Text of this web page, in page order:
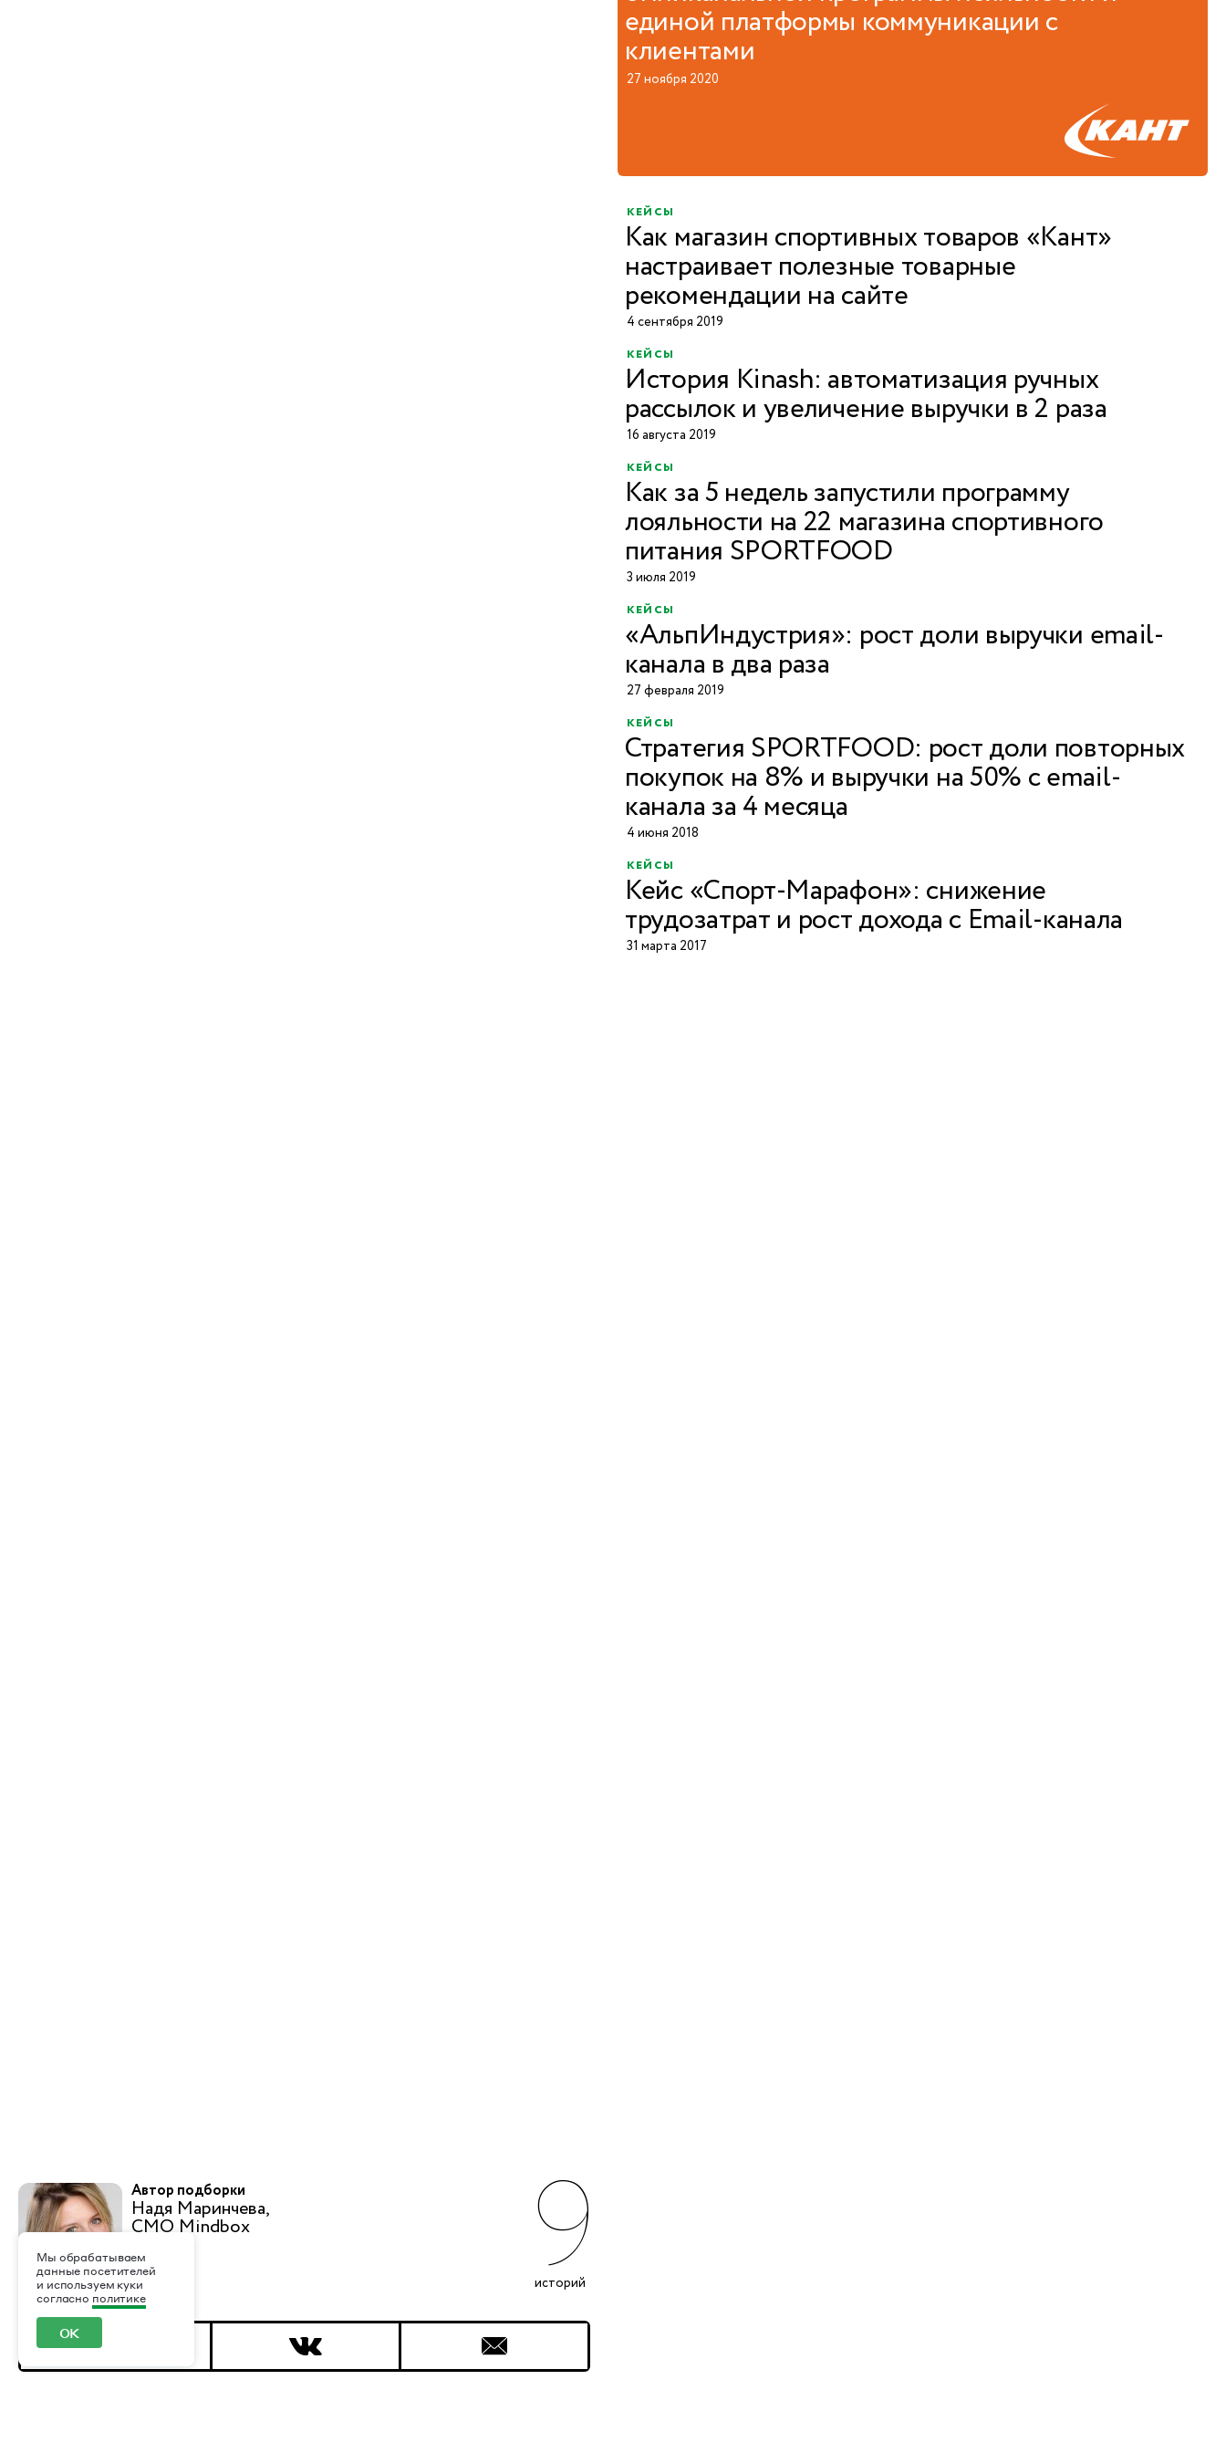
Мы обрабатываем
данные посетителей
и используем куки
согласно политике
ОК
Автор подборки
Надя Маринчева,
CMO Mindbox 9
историй
единой платформы коммуникации с
клиентами
27 ноября 2020
кейсы
Как магазин спортивных товаров «Кант»
настраивает полезные товарные
рекомендации на сайте
4 сентября 2019
кейсы
История Kinash: автоматизация ручных
рассылок и увеличение выручки в 2 раза
16 августа 2019
кейсы
Как за 5 недель запустили программу
лояльности на 22 магазина спортивного
питания SPORTFOOD
3 июля 2019
кейсы
«АльпИндустрия»: рост доли выручки email-
канала в два раза
27 февраля 2019
кейсы
Стратегия SPORTFOOD: рост доли повторных
покупок на 8% и выручки на 50% с email-
канала за 4 месяца
4 июня 2018
кейсы
Кейс «Спорт-Марафон»: снижение
трудозатрат и рост дохода с Email-канала
31 марта 2017